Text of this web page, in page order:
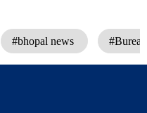
#bhopal news